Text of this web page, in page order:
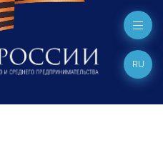
RU